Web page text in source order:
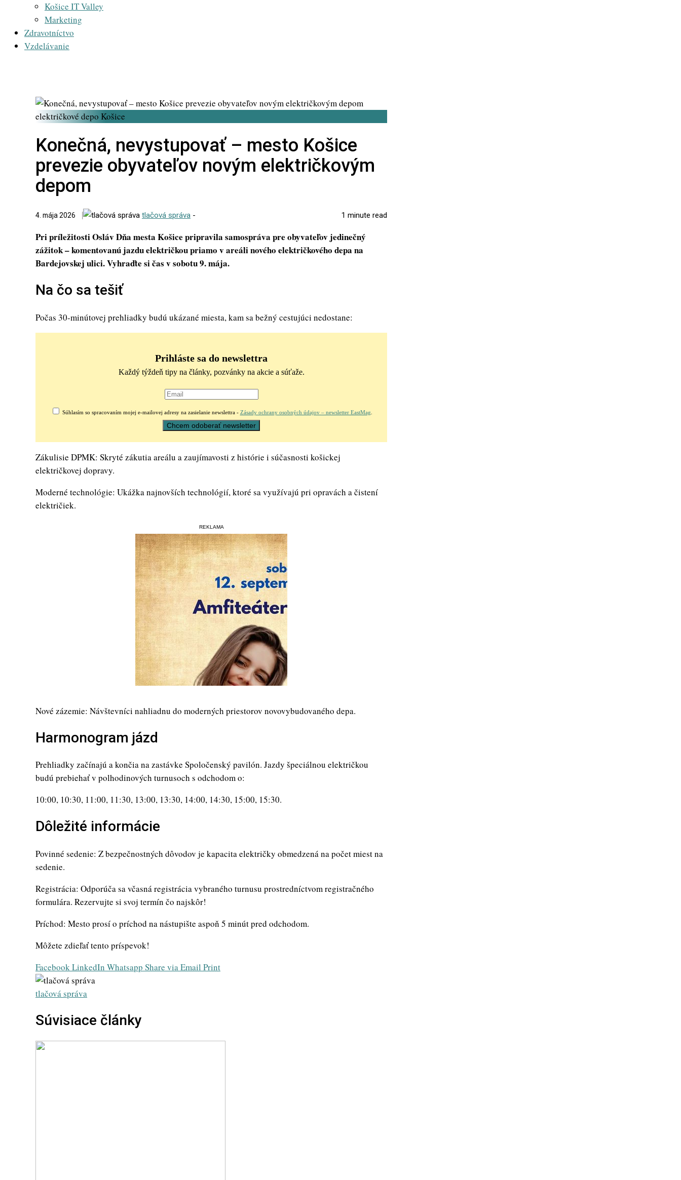
Košice IT Valley
Marketing
Zdravotníctvo
Vzdelávanie
električkové depo Košice
Konečná, nevystupovať – mesto Košice
prevezie obyvateľov novým električkovým
depom
4. mája 2026 tlačová správa - 1 minute read
Pri príležitosti Osláv Dňa mesta Košice pripravila samospráva pre obyvateľov jedinečný
zážitok – komentovanú jazdu električkou priamo v areáli nového električkového depa na
Bardejovskej ulici.Vyhraďte si čas v sobotu 9. mája.
Na čo sa tešiť
Počas 30-minútovej prehliadky budú ukázané miesta, kam sa bežný cestujúci nedostane:
Prihláste sa do newslettra
Každý týždeň tipy na články, pozvánky na akcie a súťaže.
Súhlasím so spracovaním mojej e-mailovej adresy na zasielanie newslettra - Zásady ochrany osobných údajov – newsletter EastMag
Zákulisie DPMK: Skryté zákutia areálu a zaujímavosti z histórie i súčasnosti košickej
električkovej dopravy.
Moderné technológie: Ukážka najnovších technológií, ktoré sa využívajú pri opravách a čistení
električiek.
REKLAMA
Nové zázemie: Návštevníci nahliadnu do moderných priestorov novovybudovaného depa.
Harmonogram jázd
Prehliadky začínajú a končia na zastávke Spoločenský pavilón. Jazdy špeciálnou električkou
budú prebiehať v polhodinových turnusoch s odchodom o:
10:00, 10:30, 11:00, 11:30, 13:00, 13:30, 14:00, 14:30, 15:00, 15:30.
Dôležité informácie
Povinné sedenie: Z bezpečnostných dôvodov je kapacita električky obmedzená na počet miest na
sedenie.
Registrácia: Odporúča sa včasná registrácia vybraného turnusu prostredníctvom registračného
formulára. Rezervujte si svoj termín čo najskôr!
Príchod: Mesto prosí o príchod na nástupište aspoň 5 minút pred odchodom.
Môžete zdieľať tento príspevok!
FacebookLinkedIn Whatsapp Share via Email Print
tlačová správa
Súvisiace články